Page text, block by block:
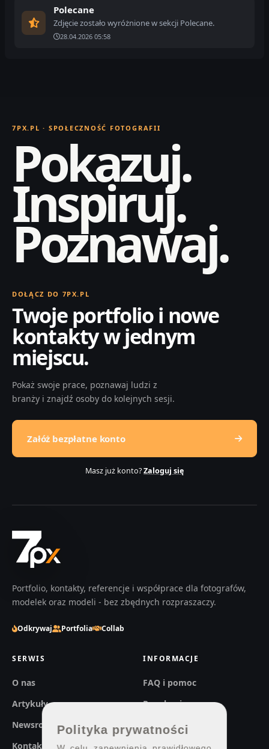
Polecane
Zdjęcie zostało wyróżnione w sekcji Polecane.
28.04.2026 05:58
7PX.PL · SPOŁECZNOŚĆ FOTOGRAFII
Pokazuj.
Inspiruj.
Poznawaj.
DOŁĄCZ DO 7PX.PL
Twoje portfolio i nowe
kontakty w jednym
miejscu.
Pokaż swoje prace, poznawaj ludzi z
branży i znajdź osoby do kolejnych sesji.
Załóż bezpłatne konto
Masz już konto?Zaloguj się
Portfolio, kontakty, referencje i współprace dla fotografów,
modelek oraz modeli - bez zbędnych rozpraszaczy.
Odkrywaj Portfolia Collab
SERWIS
O nas
Artykuły
Newsroom
Kontakt
INFORMACJE
FAQ i pomoc
Regulaminy
Prywatność
Polityka prywatności